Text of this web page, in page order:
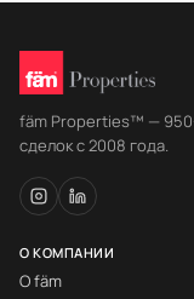
fäm Properties™ —
сделок с 2008 года.
О КОМПАНИИ
О fäm